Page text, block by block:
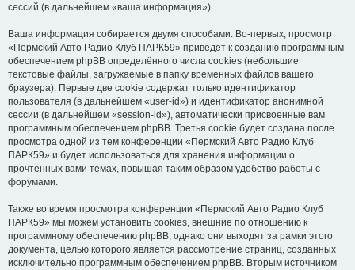
сессий (в дальнейшем «ваша информация»).
Ваша информация собирается двумя способами. Во-первых, просмотр
«Пермский Авто Радио Клуб ПАРК59» приведёт к созданию программным
обеспечением phpBB определённого числа cookies (небольшие
текстовые файлы, загружаемые в папку временных файлов вашего
браузера). Первые две cookie содержат только идентификатор
пользователя (в дальнейшем «user-id») и идентификатор анонимной
сессии (в дальнейшем «session-id»), автоматически присвоенные вам
программным обеспечением phpBB. Третья cookie будет создана после
просмотра одной из тем конференции «Пермский Авто Радио Клуб
ПАРК59» и будет использоваться для хранения информации о
прочтённых вами темах, повышая таким образом удобство работы с
форумами.
Также во время просмотра конференции «Пермский Авто Радио Клуб
ПАРК59» мы можем установить cookies, внешние по отношению к
программному обеспечению phpBB, однако они выходят за рамки этого
документа, целью которого является рассмотрение страниц, созданных
исключительно программным обеспечением phpBB. Вторым источником